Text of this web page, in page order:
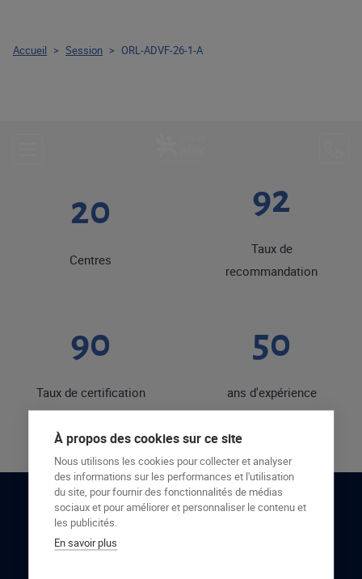
20
Centres
92
Taux de
recommandation
90
Taux de certification
50
ans d'expérience
RESTONS EN CONTACT
Accueil > Session > ORL-ADVF-26-1-A
À propos des cookies sur ce site
Nous utilisons les cookies pour collecter et analyser
des informations sur les performances et l'utilisation
du site, pour fournir des fonctionnalités de médias
sociaux et pour améliorer et personnaliser le contenu et
les publicités.
En savoir plus